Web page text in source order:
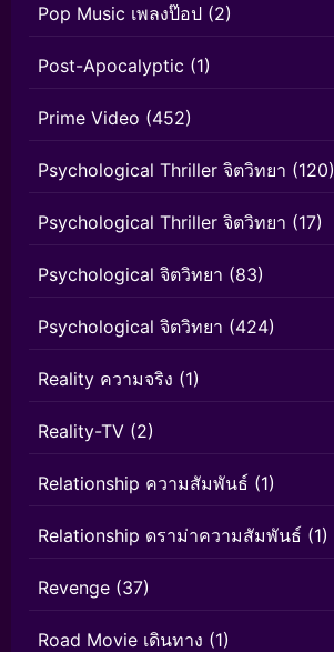
Pop Music เพลงป๊อป (2)
Post-Apocalyptic (1)
Prime Video (452)
Psychological Thriller จิตวิทยา (120)
Psychological Thriller จิตวิทยา (17)
Psychological จิตวิทยา (83)
Psychological จิตวิทยา (424)
Reality ความจริง (1)
Reality-TV (2)
Relationship ความสัมพันธ์ (1)
Relationship ดราม่าความสัมพันธ์ (1)
Revenge (37)
Road Movie เดินทาง (1)